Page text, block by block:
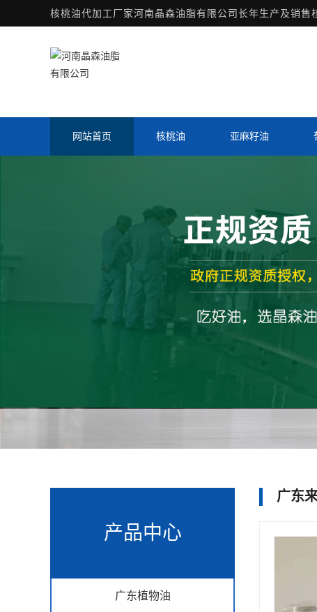
核桃油代加工厂家河南晶森油脂有限公司长年生产及销售
网站首页 核桃油 亚麻籽油
产品中心
广东植物油
广东